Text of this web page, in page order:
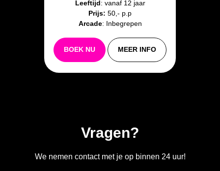
Leeftijd: vanaf 12 jaar
Prijs: 50,- p.p
Arcade: Inbegrepen
BOEK NU MEER INFO
Vragen?
We nemen contact met je op binnen 24 uur!